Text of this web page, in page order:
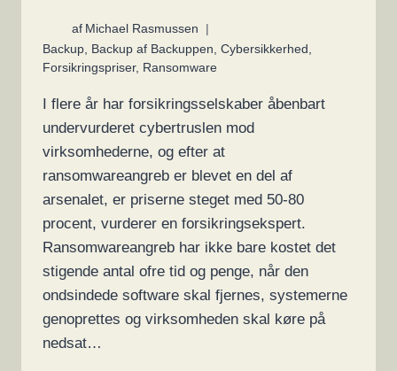
af Michael Rasmussen
Backup Backup af Backuppen Cybersikkerhed
Forsikringspriser, Ransomware
I flere år har forsikringsselskaber åbenbart
undervurderet cybertruslen mod
virksomhederne, og efter at
ransomwareangreb er blevet en del af
arsenalet, er priserne steget med 50-80
procent, vurderer en forsikringsekspert.
Ransomwareangreb har ikke bare kostet det
stigende antal ofre tid og penge, når den
ondsindede software skal fjernes, systemerne
genoprettes og virksomheden skal køre på
nedsat…